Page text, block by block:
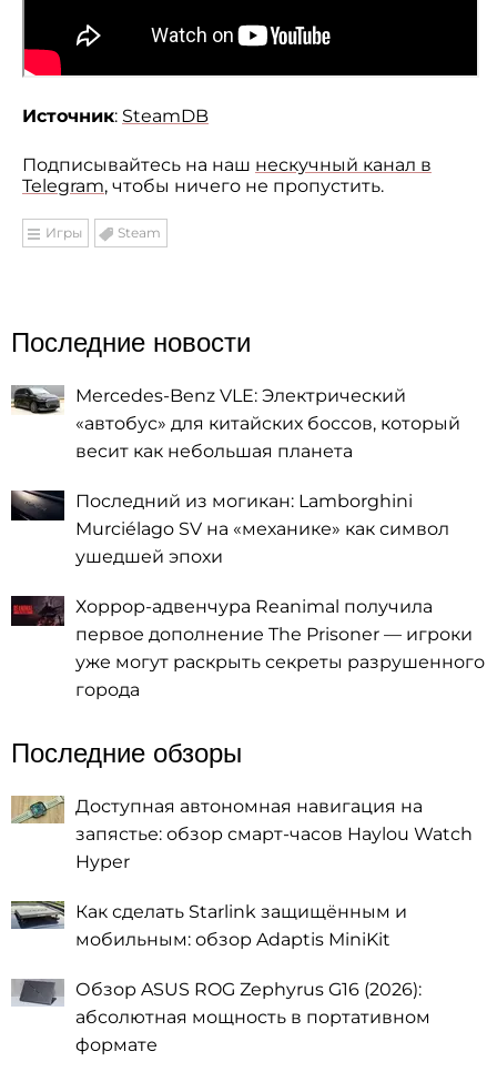
Источник: SteamDB
Подписывайтесь на наш нескучный канал в
Telegram, чтобы ничего не пропустить.
Игры Steam
Последние новости
Mercedes-Benz VLE: Электрический
«автобус» для китайских боссов, который
весит как небольшая планета
Последний из могикан: Lamborghini
Murciélago SV на «механике» как символ
ушедшей эпохи
Хоррор-адвенчура Reanimal получила
первое дополнение The Prisoner — игроки
уже могут раскрыть секреты разрушенного
города
Последние обзоры
Доступная автономная навигация на
запястье: обзор смарт-часов Haylou Watch
Hyper
Как сделать Starlink защищённым и
мобильным: обзор Adaptis MiniKit
Обзор ASUS ROG Zephyrus G16 (2026):
абсолютная мощность в портативном
формате